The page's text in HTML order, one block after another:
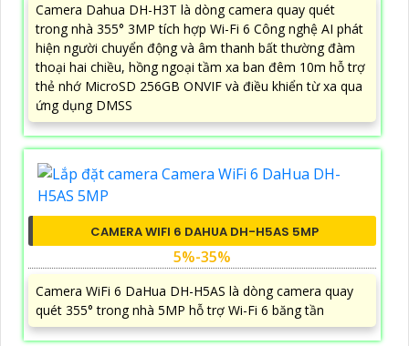
Camera Dahua DH-H3T là dòng camera quay quét
trong nhà 355° 3MP tích hợp Wi-Fi 6 Công nghệ AI phát
hiện người chuyển động và âm thanh bất thường đàm
thoại hai chiều, hồng ngoại tầm xa ban đêm 10m hỗ trợ
thẻ nhớ MicroSD 256GB ONVIF và điều khiển từ xa qua
ứng dụng DMSS
CAMERA WIFI 6 DAHUA DH-H5AS 5MP
5%-35%
Camera WiFi 6 DaHua DH-H5AS là dòng camera quay
quét 355° trong nhà 5MP hỗ trợ Wi-Fi 6 băng tần